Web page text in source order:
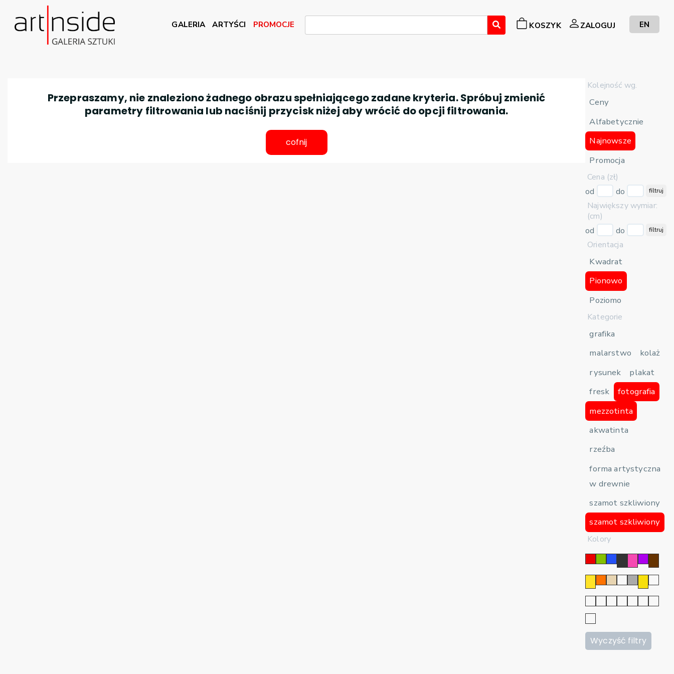
GALERIA ARTYŚCI PROMOCJE KOSZYK ZALOGUJ EN
Kolejność wg.
Ceny
Alfabetycznie
Najnowsze
Promocja
Cena (zł)
od
do filtruj
Największy wymiar:
(cm)
od
do filtruj
Orientacja
Kwadrat
Pionowo
Poziomo
Kategorie
grafika
malarstwo
kolaż
rysunek
plakat
fresk
fotografia
mezzotinta
akwatinta
rzeźba
forma artystyczna
w drewnie
szamot szkliwiony
szamot szkliwiony
Kolory
Wyczyść filtry
Przepraszamy, nie znaleziono żadnego obrazu spełniającego zadane kryteria. Spróbuj zmienić
parametry filtrowania lub naciśnij przycisk niżej aby wrócić do opcji filtrowania.
cofnij